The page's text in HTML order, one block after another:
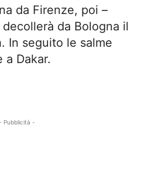
da Firenze, poi –
da Bologna il
In seguito le salme
a Dakar.
Pubblicità -